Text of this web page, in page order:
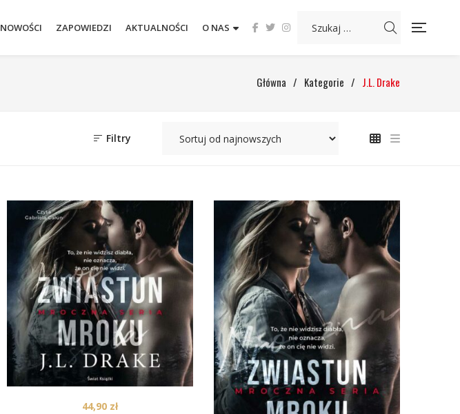
NOWOŚCI ZAPOWIEDZI AKTUALNOŚCI O NAS
Główna / Kategorie / J.L. Drake
Filtry
44,90 zł